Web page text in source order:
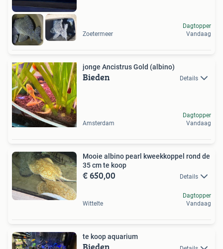
Zoetermeer
Dagtopper
Vandaag
jonge Ancistrus Gold (albino)
Bieden Details
Amsterdam
Dagtopper
Vandaag
Mooie albino pearl kweekkoppel rond de
35 cm te koop
€ 650,00 Details
Wittelte
Dagtopper
Vandaag
te koop aquarium